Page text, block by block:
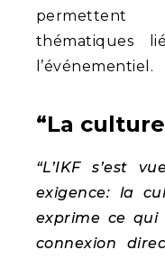
permettent
thématiques
l’événementiel.
“La
“L’IKF s’est
exigence: la
exprime ce
connexion